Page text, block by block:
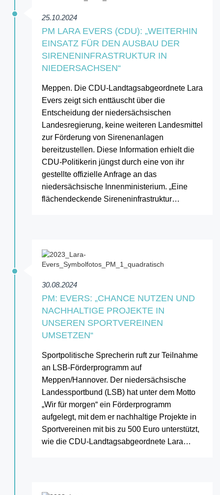
25.10.2024
PM LARA EVERS (CDU): „WEITERHIN
EINSATZ FÜR DEN AUSBAU DER
SIRENENINFRASTRUKTUR IN
NIEDERSACHSEN“
Meppen. Die CDU-Landtagsabgeordnete Lara
Evers zeigt sich enttäuscht über die
Entscheidung der niedersächsischen
Landesregierung, keine weiteren Landesmittel
zur Förderung von Sirenenanlagen
bereitzustellen. Diese Information erhielt die
CDU-Politikerin jüngst durch eine von ihr
gestellte offizielle Anfrage an das
niedersächsische Innenministerium. „Eine
flächendeckende Sireneninfrastruktur…
30.08.2024
PM: EVERS: „CHANCE NUTZEN UND
NACHHALTIGE PROJEKTE IN
UNSEREN SPORTVEREINEN
UMSETZEN“
Sportpolitische Sprecherin ruft zur Teilnahme
an LSB-Förderprogramm auf
Meppen/Hannover. Der niedersächsische
Landessportbund (LSB) hat unter dem Motto
„Wir für morgen“ ein Förderprogramm
aufgelegt, mit dem er nachhaltige Projekte in
Sportvereinen mit bis zu 500 Euro unterstützt,
wie die CDU-Landtagsabgeordnete Lara…